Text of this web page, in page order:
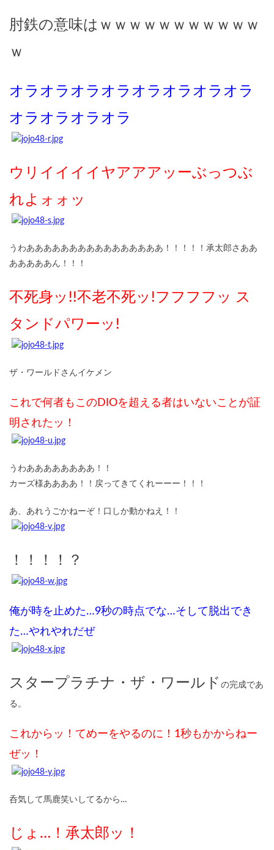
肘鉄の意味はｗｗｗｗｗｗｗｗｗｗｗ
ｗ
オラオラオラオラオラオラオラオラ
オラオラオラオラ
ウリイイイイヤアアアッーぶっつぶ
れよォォッ
うわああああああああああああああああ！！！！！承太郎さああ
あああああん！！！
不死身ッ!!不老不死ッ!フフフフッ ス
タンドパワーッ!
ザ・ワールドさんイケメン
これで何者もこのDIOを超える者はいないことが証
明されたッ！
うわああああああああ！！
カーズ様ああああ！！戻ってきてくれーーー！！！
あ、あれうごかねーぞ！口しか動かねえ！！
！！！！？
俺が時を止めた…9秒の時点でな…そして脱出でき
た…やれやれだぜ
スタープラチナ・ザ・ワールド の完成であ
る。
これからッ！てめーをやるのに！1秒もかからねー
ぜッ！
呑気して馬鹿笑いしてるから…
じょ…！承太郎ッ！